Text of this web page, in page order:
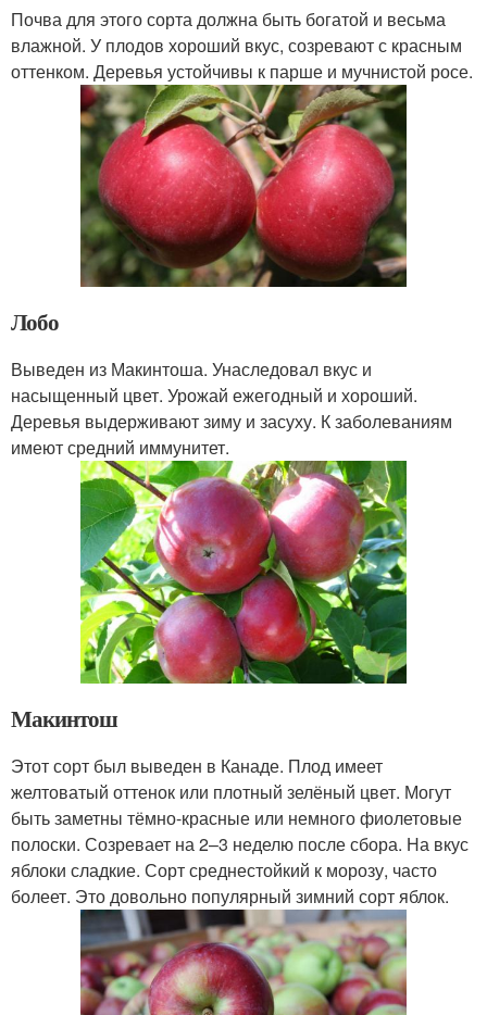
Почва для этого сорта должна быть богатой и весьма
влажной. У плодов хороший вкус, созревают с красным
оттенком. Деревья устойчивы к парше и мучнистой росе.
Лобо
Выведен из Макинтоша. Унаследовал вкус и
насыщенный цвет. Урожай ежегодный и хороший.
Деревья выдерживают зиму и засуху. К заболеваниям
имеют средний иммунитет.
Макинтош
Этот сорт был выведен в Канаде. Плод имеет
желтоватый оттенок или плотный зелёный цвет. Могут
быть заметны тёмно-красные или немного фиолетовые
полоски. Созревает на 2–3 неделю после сбора. На вкус
яблоки сладкие. Сорт среднестойкий к морозу, часто
болеет. Это довольно популярный зимний сорт яблок.